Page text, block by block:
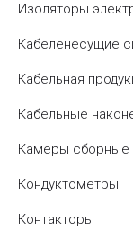
Изоляторы
Кабеленесущие
Кабельная
Кабельные
Камеры сборные
Кондуктометры
Контакторы